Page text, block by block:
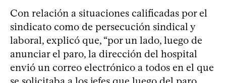
Con relación a situaciones calificadas por el
sindicato como de persecución sindical y
laboral, explicó que, “por un lado, luego de
anunciar el paro, la dirección del hospital
envió un correo electrónico a todos en el que